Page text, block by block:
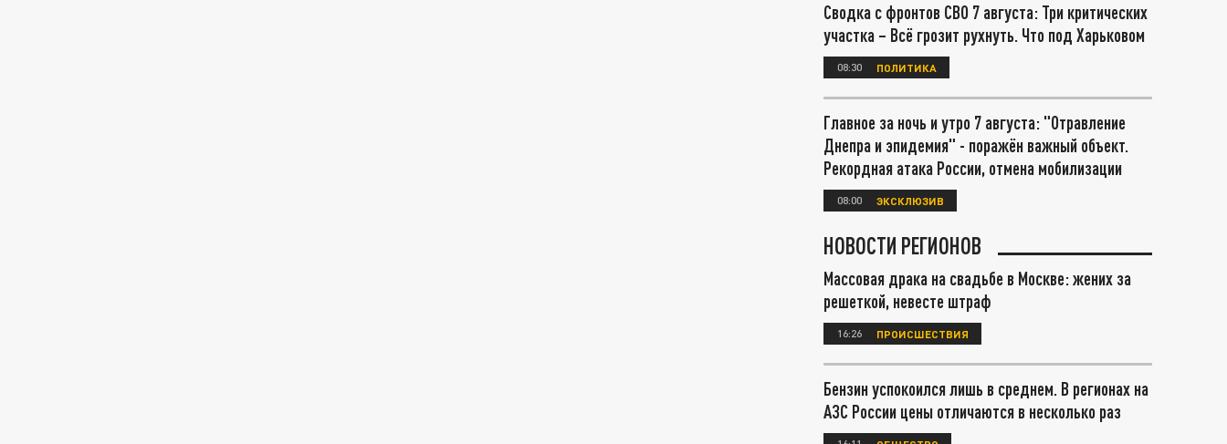
Сводка с фронтов СВО 7 августа: Три критических
участка – Всё грозит рухнуть. Что под Харьковом
08:30 ПОЛИТИКА
Главное за ночь и утро 7 августа: "Отравление
Днепра и эпидемия" - поражён важный объект.
Рекордная атака России, отмена мобилизации
08:00 ЭКСКЛЮЗИВ
НОВОСТИ РЕГИОНОВ
Массовая драка на свадьбе в Москве: жених за
решеткой, невесте штраф
16:26 ПРОИСШЕСТВИЯ
Бензин успокоился лишь в среднем. В регионах на
АЗС России цены отличаются в несколько раз